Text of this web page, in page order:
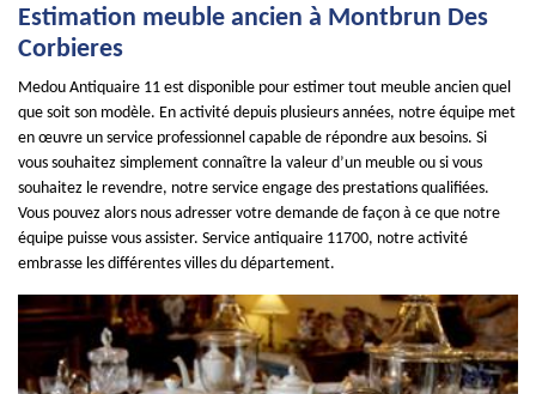
Estimation meuble ancien à Montbrun Des
Corbieres
Medou Antiquaire 11 est disponible pour estimer tout meuble ancien quel
que soit son modèle. En activité depuis plusieurs années, notre équipe met
en œuvre un service professionnel capable de répondre aux besoins. Si
vous souhaitez simplement connaître la valeur d’un meuble ou si vous
souhaitez le revendre, notre service engage des prestations qualifiées.
Vous pouvez alors nous adresser votre demande de façon à ce que notre
équipe puisse vous assister. Service antiquaire 11700, notre activité
embrasse les différentes villes du département.